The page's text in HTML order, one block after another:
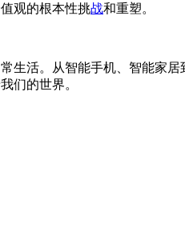
观的根本性挑战和重塑。
生活。从智能手机、智能家
们的世界。